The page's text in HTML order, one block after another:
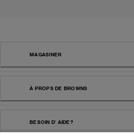
MAGASINER
À PROPS DE BROWNS
BESOIN D' AIDE?